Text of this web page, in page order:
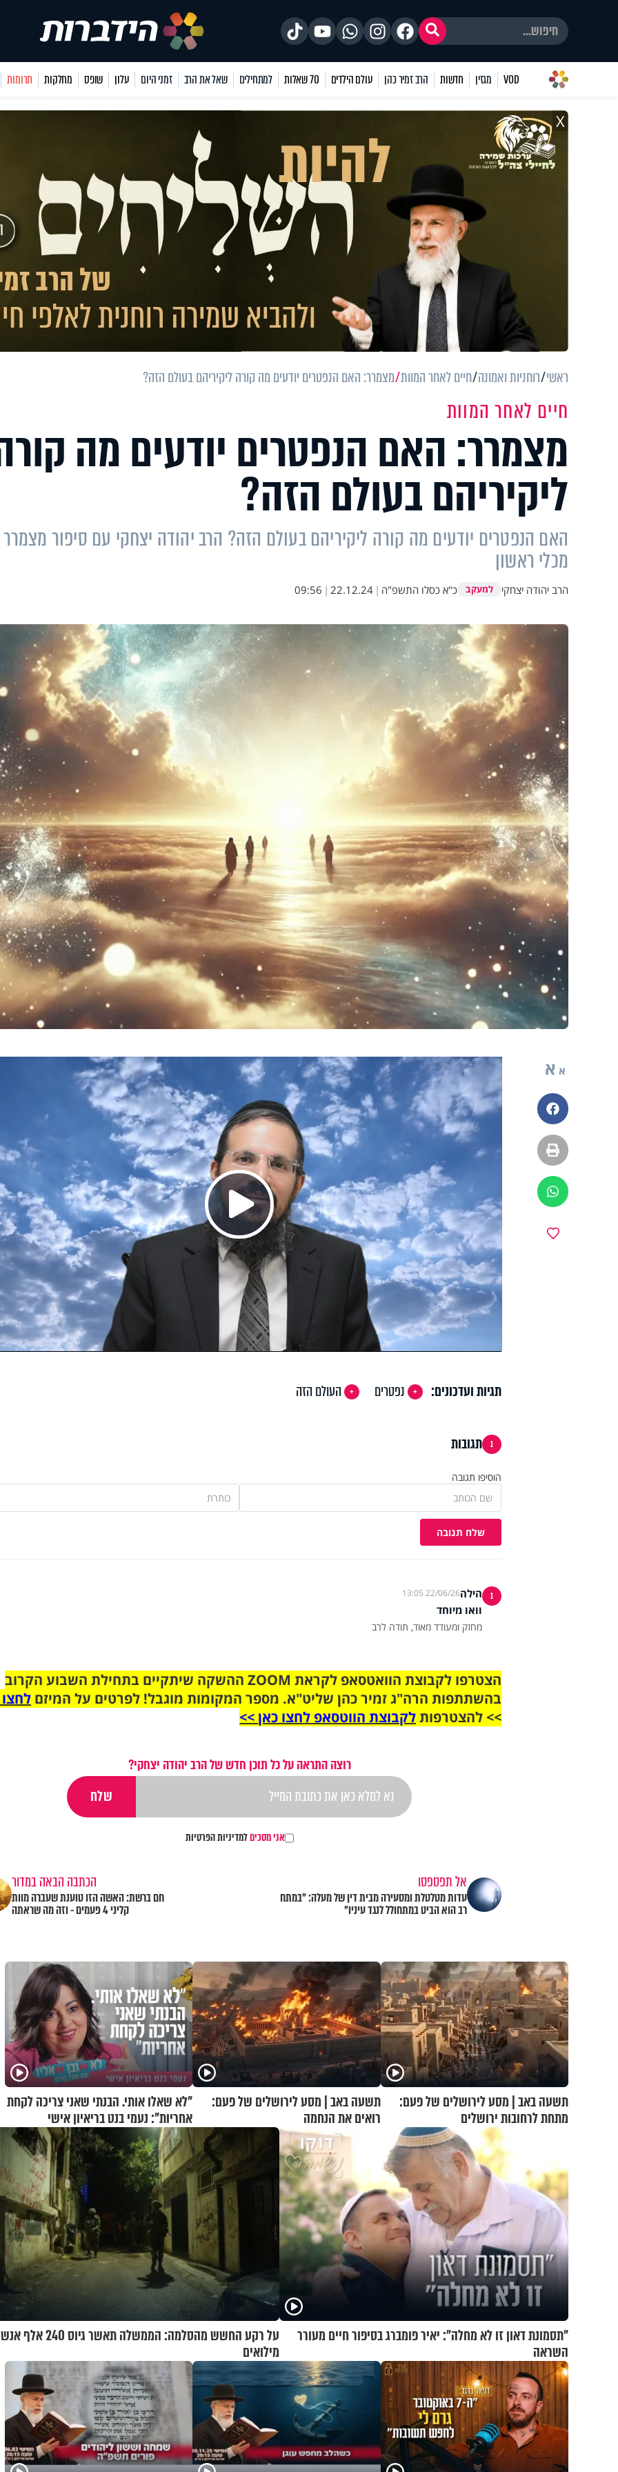
VOD מגזין חדשות הרב זמיר כהן עולם הילדים 70 שאלות למתחילים שאל את הרב זמני היום עלון שופס מחלקות תרומות
X
ראשי רוחניות ואמונה חיים לאחר המוות מצמרר: האם הנפטרים יודעים מה קורה ליקיריהם בעולם הזה?
חיים לאחר המוות
מצמרר: האם הנפטרים יודעים מה
ליקיריהם בעולם הזה?
האם הנפטרים יודעים מה קורה ליקיריהם בעולם הזה? הרב יהודה יצחקי עם סיפור מצמרר
מכלי ראשון
הרב יהודה יצחקי למעקב כ"א כסלו התשפ"ה |
22.12.24
|
09:56
א א
פייסבוק
הדפסה
ווטסאפ
Play
Video
תגיות ועדכונים: נפטרים העולם הזה
1 תגובות
הוסיפו תגובה
שלח תגובה
1 הילה22/06/26 13:05
וואו מיוחד
מחזק ומעודד מאוד, תודה לרב
הצטרפו לקבוצת הוואטסאפ לקראת ZOOM ההשקה שיתקיים בתחילת השבוע הקרוב
בהשתתפות הרה"ג זמיר כהן שליט"א. מספר המקומות מוגבל! לפרטים על המיזם
>> להצטרפותלקבוצת הווטסאפ לחצו כאן >>
רוצה התראה על כל תוכן חדש של הרב יהודה יצחקי?
אני מסכיםלמדיניות הפרטיות
אל תפספסו
עדות מטלטלת ומסעירה מבית דין של מעלה: "במתח
רב הוא הביט במתחולל לנגד עיניו"
הכתבה הבאה במדור
חם ברשת: האשה הזו טוענת שעברה מוות
קליני 4 פעמים - וזה מה שראתה
תשעה באב | מסע לירושלים של פעם:
מתחת לרחובות ירושלים
תשעה באב | מסע לירושלים של פעם:
רואים את הנחמה
"לא שאלו אותי. הבנתי שאני צריכה לקחת
אחריות": נעמי בנט בריאיון אישי
"תסמונת דאון זו לא מחלה": יאיר פומברג בסיפור חיים מעורר
השראה
על רקע החשש מהסלמה: הממשלה תאשר גיוס 240
מילואים